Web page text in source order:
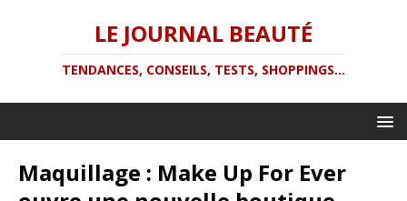
LE JOURNAL BEAUTÉ
TENDANCES, CONSEILS, TESTS, SHOPPINGS...
Maquillage : Make Up For Ever